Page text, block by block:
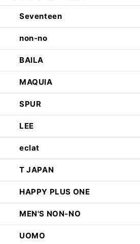
Seventeen
non-no
BAILA
MAQUIA
SPUR
LEE
eclat
T JAPAN
HAPPY PLUS ONE
MEN'S NON-NO
UOMO